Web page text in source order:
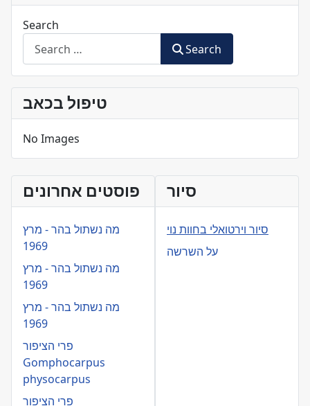
Search
Search
טיפול בכאב
No Images
פוסטים אחרונים
מה נשתול בהר - מרץ
1969
מה נשתול בהר - מרץ
1969
מה נשתול בהר - מרץ
1969
פרי הציפור
Gomphocarpus
physocarpus
פרי הציפור
סיור
סיור וירטואלי בחוות נוי
על השרשה